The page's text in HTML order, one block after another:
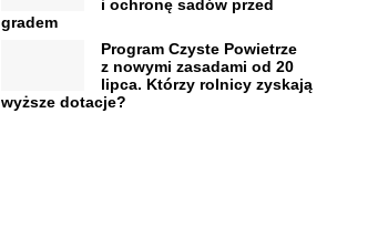
i ochronę sadów przed
gradem
Program Czyste Powietrze
z nowymi zasadami od 20
lipca. Którzy rolnicy zyskają
wyższe dotacje?